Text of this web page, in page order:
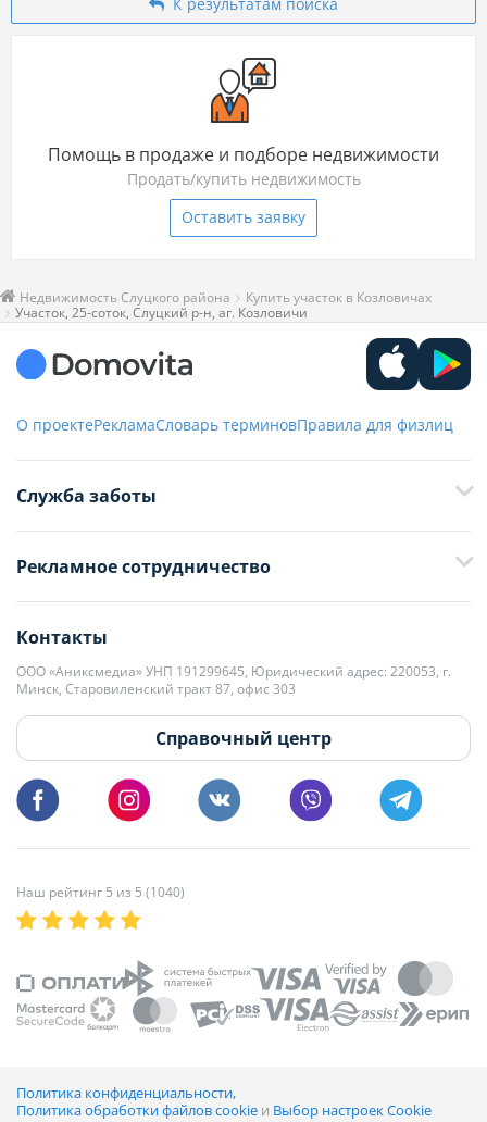
Помощь в продаже и подборе недвижимости
Продать/купить недвижимость
Оставить заявку
Недвижимость Слуцкого района
Купить участок в Козловичах
Участок, 25-соток, Слуцкий р-н, аг. Козловичи
О проектеРекламаСловарь терминовПравила для физлиц
Служба заботы
+375 29 376-13-70
+375 33 376-13-70
editor@domovita.by
Мы принимаем звонки и отвечаем на письма в будние дни с 9:00 до
18:00.
Рекламное сотрудничество
+375 29 563-15-61 Кристина Филюта
kb@domovita.by
+375 29 179-11-28 Владислав Гладченко
vg@domovita.by
Пишите и звоните нам в будние дни с 8:00 до 20:00.
Контакты
ООО «Аниксмедиа» УНП 191299645, Юридический адрес: 220053, г.
Минск, Старовиленский тракт 87, офис 303
Справочный центр
Наш рейтинг 5 из 5 (1040)
Политика конфиденциальности,
Политика обработки файлов cookie и Выбор настроек Cookie